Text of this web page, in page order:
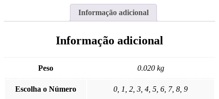
Informação adicional
Informação adicional
Peso 0.020 kg
Escolha o Número 0, 1, 2, 3, 4, 5, 6, 7, 8, 9